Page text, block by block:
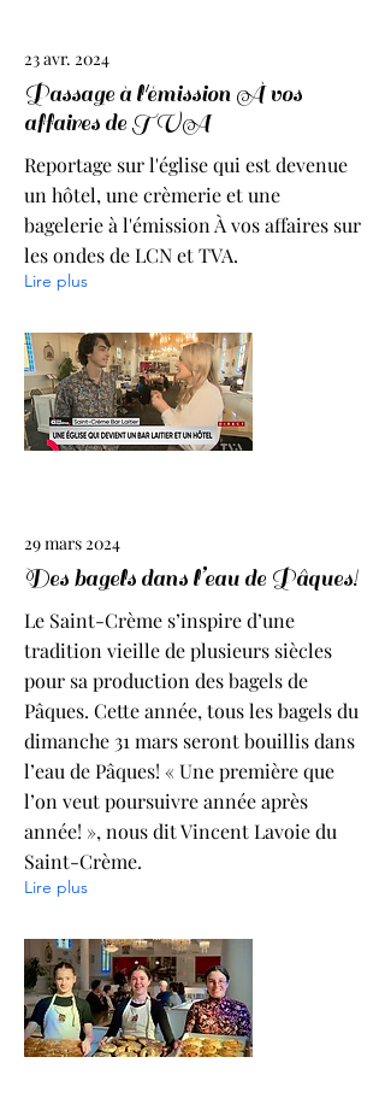
23 avr. 2024
Passage à l'émission À vos
affaires de TVA
Reportage sur l'église qui est devenue
un hôtel, une crèmerie et une
bagelerie à l'émission À vos affaires sur
les ondes de LCN et TVA.
Lire plus
29 mars 2024
Des bagels dans l’eau de Pâques!
Le Saint-Crème s’inspire d’une
tradition vieille de plusieurs siècles
pour sa production des bagels de
Pâques. Cette année, tous les bagels du
dimanche 31 mars seront bouillis dans
l’eau de Pâques! « Une première que
l’on veut poursuivre année après
année! », nous dit Vincent Lavoie du
Saint-Crème.
Lire plus